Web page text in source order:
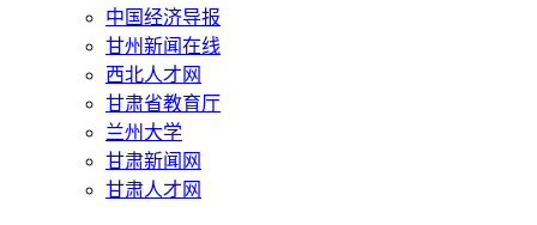
中国经济导报
甘州新闻在线
西北人才网
甘肃省教育厅
兰州大学
甘肃新闻网
甘肃人才网